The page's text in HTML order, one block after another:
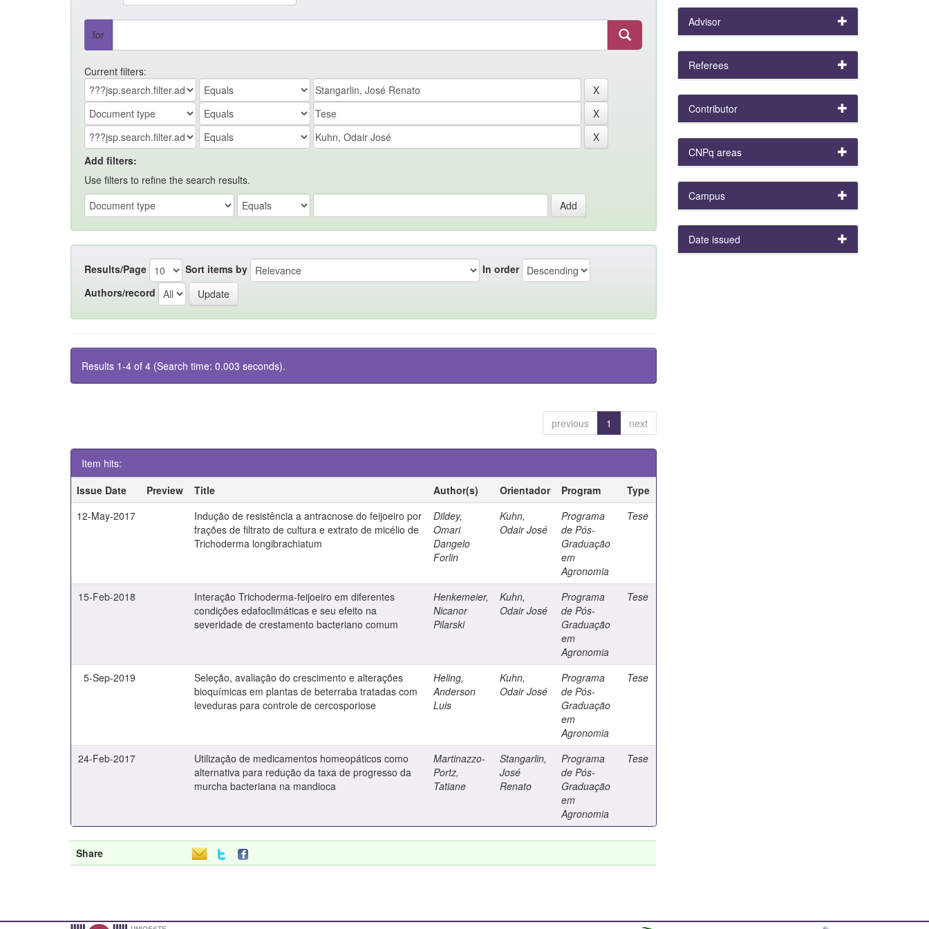
for
Current filters:
Add filters:
Use filters to refine the search results.
Results/Page Sort items by
In order
Authors/record
Results 1-4 of 4 (Search time: 0.003 seconds).
previous 1 next
Item hits:
Issue Date
Preview Title Author(s) Orientador Program
Type
12-May-2017
Indução de resistência a antracnose do feijoeiro por
frações de filtrato de cultura e extrato de micélio de
Trichoderma longibrachiatum
Dildey,
Omari
Dangelo
Forlin
Kuhn,
Odair José
Programa
de Pós-
Graduação
em
Agronomia
Tese
15-Feb-2018
Interação Trichoderma-feijoeiro em diferentes
condições edafoclimáticas e seu efeito na
severidade de crestamento bacteriano comum
Henkemeier,
Nicanor
Pilarski
Kuhn,
Odair José
Programa
de Pós-
Graduação
em
Agronomia
Tese
5-Sep-2019
Seleção, avaliação do crescimento e alterações
bioquímicas em plantas de beterraba tratadas com
leveduras para controle de cercosporiose
Heling,
Anderson
Luis
Kuhn,
Odair José
Programa
de Pós-
Graduação
em
Agronomia
Tese
24-Feb-2017
Utilização de medicamentos homeopáticos como
alternativa para redução da taxa de progresso da
murcha bacteriana na mandioca
Martinazzo-
Portz,
Tatiane
Stangarlin,
José
Renato
Programa
de Pós-
Graduação
em
Agronomia
Tese
Share
Advisor
Referees
Contributor
CNPq areas
Campus
Date issued